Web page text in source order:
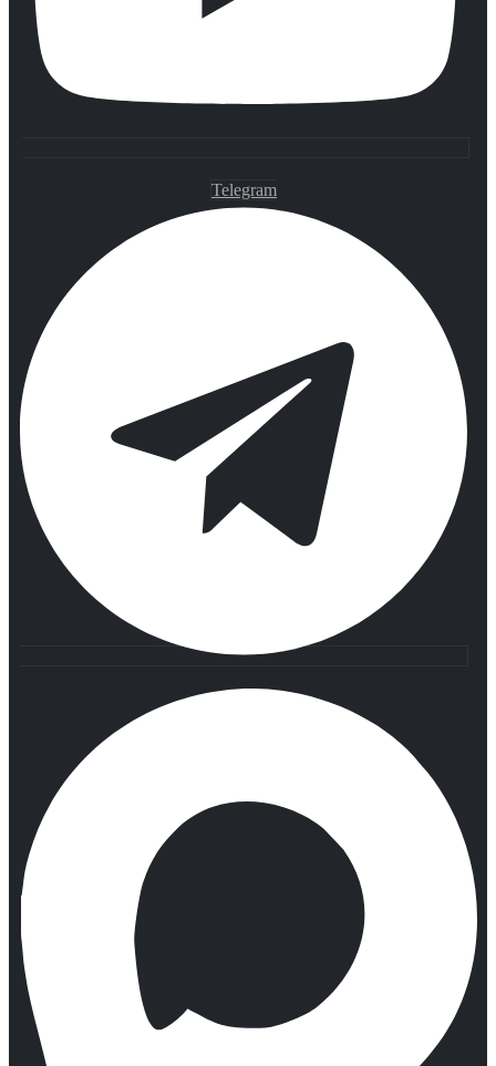
Telegram